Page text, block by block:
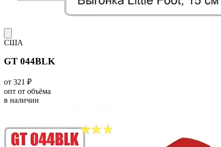
США
GT 044BLK
от 321 ₽
опт от объёма
в наличии